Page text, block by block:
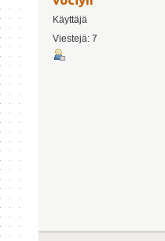
Käyttäjä
Viestejä: 7